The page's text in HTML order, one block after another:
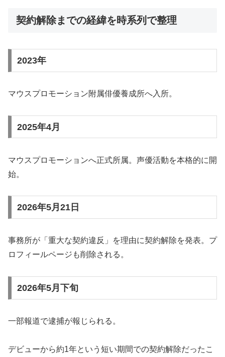
契約解除までの経緯を時系列で整理
2023年
マウスプロモーション附属俳優養成所へ入所。
2025年4月
マウスプロモーションへ正式所属。声優活動を本格的に開
始。
2026年5月21日
事務所が「重大な契約違反」を理由に契約解除を発表。プ
ロフィールページも削除される。
2026年5月下旬
一部報道で逮捕が報じられる。
デビューから約1年という短い期間での契約解除だったこ